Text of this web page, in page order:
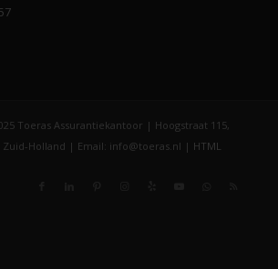
Toeras Assurantiekantoor | Hoogstraat 115,
Zuid-Holland | Email: info@toeras.nl | HTML